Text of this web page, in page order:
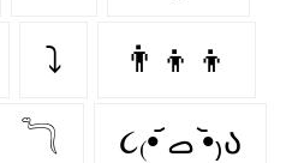
⤵ 👨‍👦‍👦
𓆓 ૮₍•᷄ ࡇ •᷅₎ა